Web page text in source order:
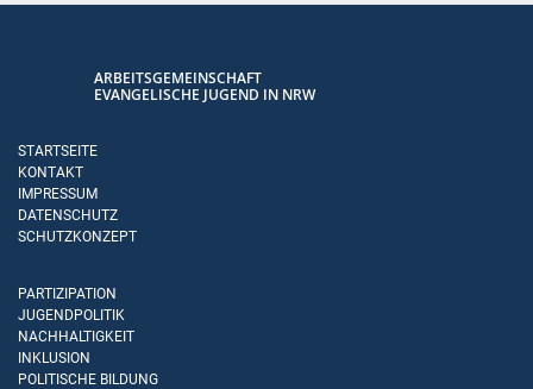
ARBEITSGEMEINSCHAFT
EVANGELISCHE JUGEND IN NRW
STARTSEITE
KONTAKT
IMPRESSUM
DATENSCHUTZ
SCHUTZKONZEPT
PARTIZIPATION
JUGENDPOLITIK
NACHHALTIGKEIT
INKLUSION
POLITISCHE BILDUNG